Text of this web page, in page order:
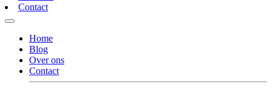
Contact
Home
Blog
Over ons
Contact